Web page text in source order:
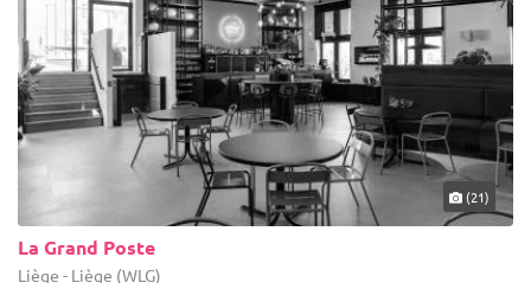
(21)
La Grand Poste
Liège - Liège (WLG)